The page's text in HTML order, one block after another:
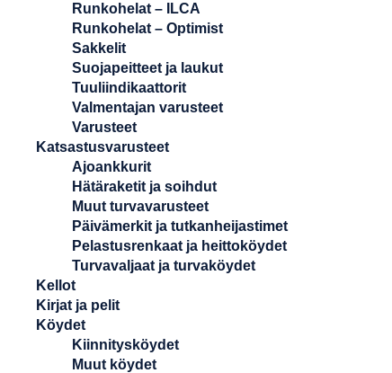
Runkohelat – ILCA
Runkohelat – Optimist
Sakkelit
Suojapeitteet ja laukut
Tuuliindikaattorit
Valmentajan varusteet
Varusteet
Katsastusvarusteet
Ajoankkurit
Hätäraketit ja soihdut
Muut turvavarusteet
Päivämerkit ja tutkanheijastimet
Pelastusrenkaat ja heittoköydet
Turvavaljaat ja turvaköydet
Kellot
Kirjat ja pelit
Köydet
Kiinnitysköydet
Muut köydet